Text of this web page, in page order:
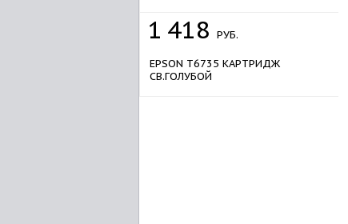
1 418 РУБ.
EPSON T6735 КАРТРИДЖ
СВ.ГОЛУБОЙ